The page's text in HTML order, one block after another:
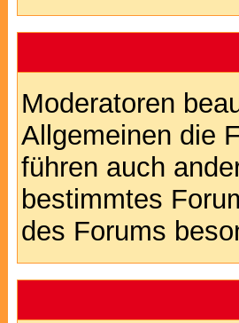
Moderatoren
Allgemeinen die
führen auch
bestimmtes
des Forums